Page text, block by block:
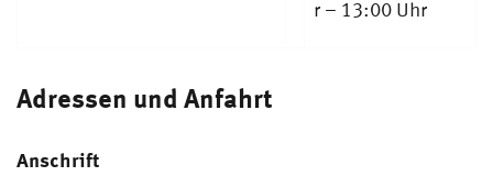
r – 13:00 Uhr
Adressen und Anfahrt
Anschrift